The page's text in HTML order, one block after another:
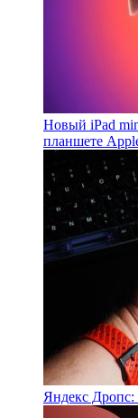
Новый iPad
планшете
Яндекс Дропс: